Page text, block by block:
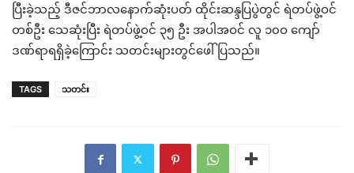
ပြီးခဲ့သည့် ဒီဇင်ဘာလနောက်ဆုံးပတ် ထိုင်းဆန္ဒပြပွဲတွင် ရဲတပ်ဖွဲ့ဝင်
တစ်ဦး သေဆုံးပြီး ရဲတပ်ဖွဲ့ဝင် ၃၅ ဦး အပါအဝင် လူ ၁၀ဝ ကျော်
ဒဏ်ရာရရှိခဲ့ကြောင်း သတင်းများတွင်ဖေါ်ပြသည်။
TAGS သတင်း